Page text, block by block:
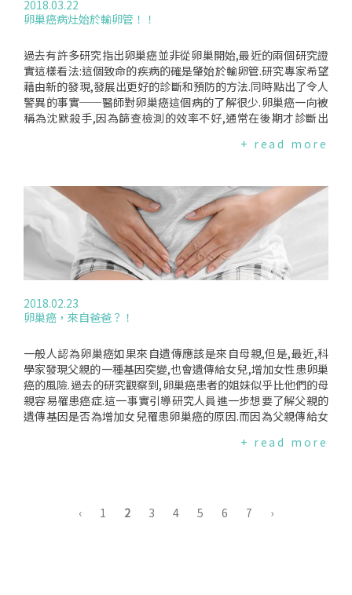
2018.03.22
卵巢癌病灶始於輸卵管！！
過去有許多研究指出卵巢癌並非從卵巢開始,最近的兩個研究證
實這樣看法:這個致命的疾病的確是肇始於輸卵管.研究專家希望
藉由新的發現,發展出更好的診斷和預防的方法.同時點出了令人
警異的事實──醫師對卵巢癌這個病的了解很少.卵巢癌一向被
稱為沈默殺手,因為篩查檢測的效率不好,通常在後期才診斷出
癌,因為會導致太多自己嚇自己的"偽陽性",但是也有很多專家則
癌(HGSOC-HighGradeSerousOvarianCancer)是卵巢癌中最
常見的種類,只有15%的患者生命超過五年.這兩個研究檢視HGS
OC的結論指出,大部分的卵巢癌皆從輸卵管開始.這兩個研究是
怎麼做的？去年秋天發表的研究者之一,Dr.RonDrapkin賓州大
學的婦產科病理學副教授,研究卵巢癌近20年.他們使用基因譜的
技術檢視5個病人腫瘤,提出基因組的証據,支持了卵巢癌由輸卵
中心,檢視96位婦女卵巢癌腫瘤的組織樣本,和一群健康婦女的樣
本比較.研究結論,癌細胞和輸卵管的組織最相似.卵巢癌常被稱為
費和少有工具可以檢視,卵巢癌直到2010年都是個"黑匣子".卵
巢癌不易研究的主要原因之一,其組織樣本很薄,兩次元的視野,
容易誤失潛在的信號.若有更多切面,可從組織中得到更多的資料.
另一個關鍵原因是大部分的案例診斷時,已經進入晚期,腫瘤已摧
毀了任何前驅病變.Dr.Rapkin以為根據這些研究,最有價值的是
鏡可進入輸卵管收集細胞；另一個如子宮頸抹片,由子宮取得細
巢癌由輸卵管開始,也可移除輸卵管.BRCA突變的婦女中,30%選
+ read more
2018.02.23
卵巢癌，來自爸爸？！
一般人認為卵巢癌如果來自遺傳應該是來自母親,但是,最近,科
學家發現父親的一種基因突變,也會遺傳給女兒,增加女性患卵巢
癌的風險.過去的研究觀察到,卵巢癌患者的姐妹似乎比他們的母
親容易罹患癌症.這一事實引導研究人員進一步想要了解父親的
遺傳基因是否為增加女兒罹患卵巢癌的原因.而因為父親傳給女
庫中成對的孫女和祖母的資料.比較罹患卵巢癌186個案例中,研
巢癌風險增加有關,並且與此基因突變有關的卵巢癌患者,罹患癌
+ read more
‹ 1 2 3 4 5 6 7 ›